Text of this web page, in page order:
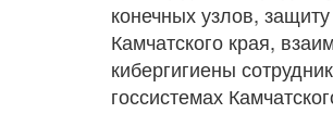
конечных узлов,
Камчатского края,
кибергигиены
госсистемах